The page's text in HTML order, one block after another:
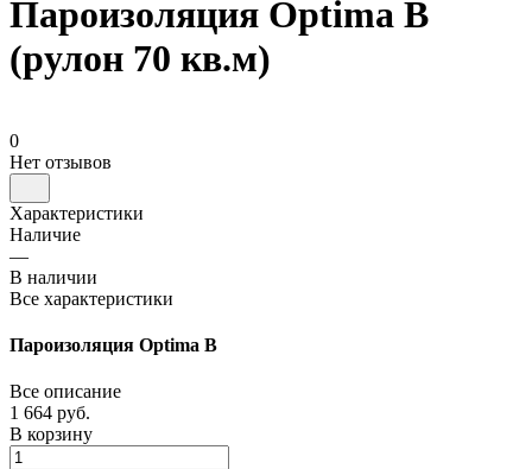
Пароизоляция Optima B
(рулон 70 кв.м)
0
Нет отзывов
Характеристики
Наличие
—
В наличии
Все характеристики
Пароизоляция Optima B
Все описание
1 664 руб.
В корзину